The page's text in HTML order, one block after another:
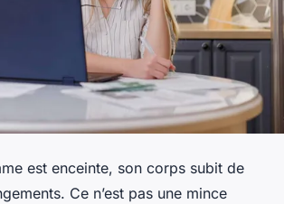
est enceinte, son corps subit de
Ce n’est pas une mince